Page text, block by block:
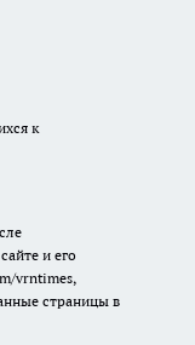
к
и его
vrntimes,
страницы в